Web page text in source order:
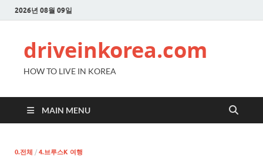
2026년 08월 09일
driveinkorea.com
HOW TO LIVE IN KOREA
MAIN MENU
0.전체 / 4.브루스K 여행